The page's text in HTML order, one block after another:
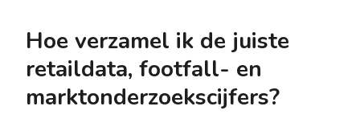
Hoe verzamel ik de juiste
retaildata, footfall- en
marktonderzoekscijfers?